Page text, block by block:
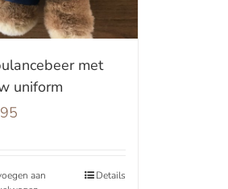
met
uniform
aan
Details